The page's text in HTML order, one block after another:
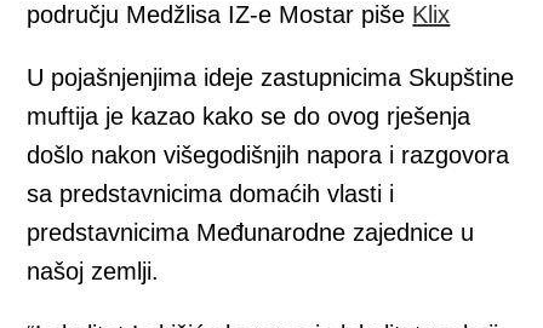
području Medžlisa IZ-e Mostar piše Klix
U pojašnjenjima ideje zastupnicima Skupštine
muftija je kazao kako se do ovog rješenja
došlo nakon višegodišnjih napora i razgovora
sa predstavnicima domaćih vlasti i
predstavnicima Međunarodne zajednice u
našoj zemlji.